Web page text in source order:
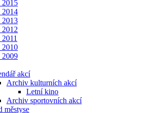
2015
2014
2013
2010
2009
akcí
Archiv kulturních akcí
Letní kino
Archiv sportovních akcí
městyse